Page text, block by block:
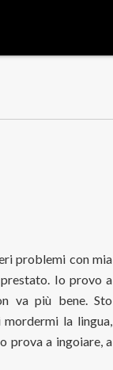
problemi con mia
Io provo a
va più bene. Sto
mordermi la lingua,
prova a ingoiare, a